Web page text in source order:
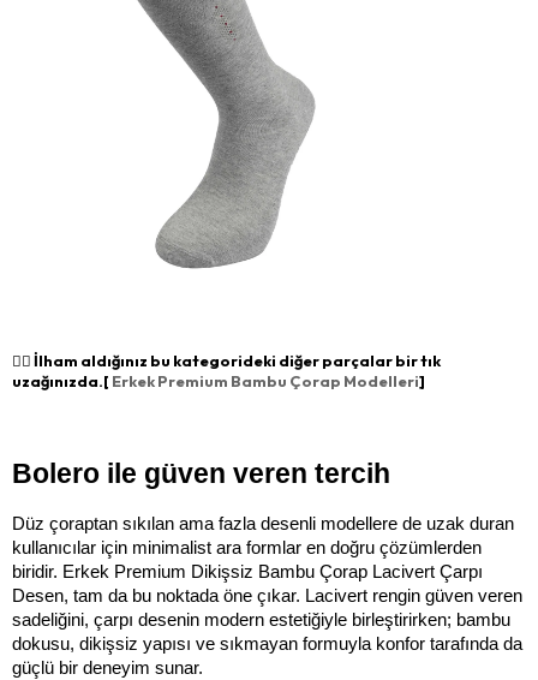
👉🏻 İlham aldığınız bu kategorideki diğer parçalar bir tık
uzağınızda.[ Erkek Premium Bambu Çorap Modelleri]
Bolero ile güven veren tercih
Düz çoraptan sıkılan ama fazla desenli modellere de uzak duran
kullanıcılar için minimalist ara formlar en doğru çözümlerden
biridir. Erkek Premium Dikişsiz Bambu Çorap Lacivert Çarpı
Desen, tam da bu noktada öne çıkar. Lacivert rengin güven veren
sadeliğini, çarpı desenin modern estetiğiyle birleştirirken; bambu
dokusu, dikişsiz yapısı ve sıkmayan formuyla konfor tarafında da
güçlü bir deneyim sunar.